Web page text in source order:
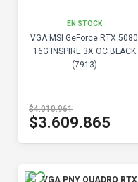
EN STOCK
VGA MSI GeForce RTX 5080
16G INSPIRE 3X OC BLACK
(7913)
$4.010.961
$3.609.865